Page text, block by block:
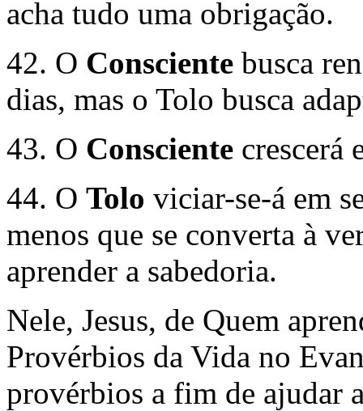
acha tudo uma obrigação.
42. O Consciente busca
dias, mas o Tolo busca
43. O Consciente crescerá
44. O Tolo viciar-se-á em
menos que se converta à
aprender a sabedoria.
Nele, Jesus, de Quem
Provérbios da Vida no
provérbios a fim de ajudar